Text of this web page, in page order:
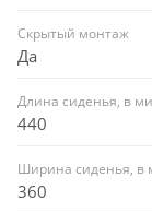
Скрытый монтаж
Да
Длина сиденья, в
440
Ширина сиденья, в
360